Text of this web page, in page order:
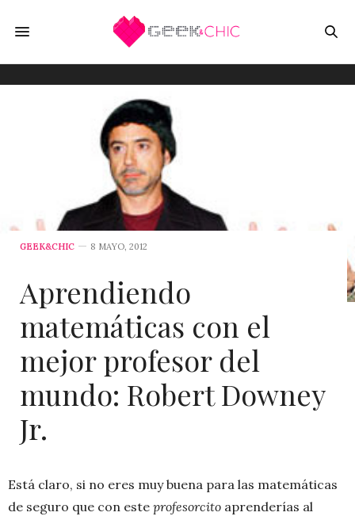
GEEK&CHIC 8 MAYO, 2012
Aprendiendo
matemáticas con el
mejor profesor del
mundo: Robert Downey
Jr.
Está claro, si no eres muy buena para las matemáticas
de seguro que con este profesorcito aprenderías al